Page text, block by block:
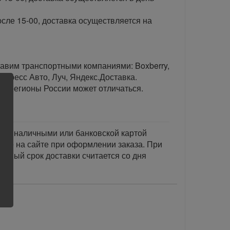
15-00, доставка осуществляется на
транспортными компаниями: Boxberry,
Авто, Луч, Яндекс.Доставка.
регионы России может отличаться.
наличными или банковской картой
на сайте при оформлении заказа. При
срок доставки считается со дня